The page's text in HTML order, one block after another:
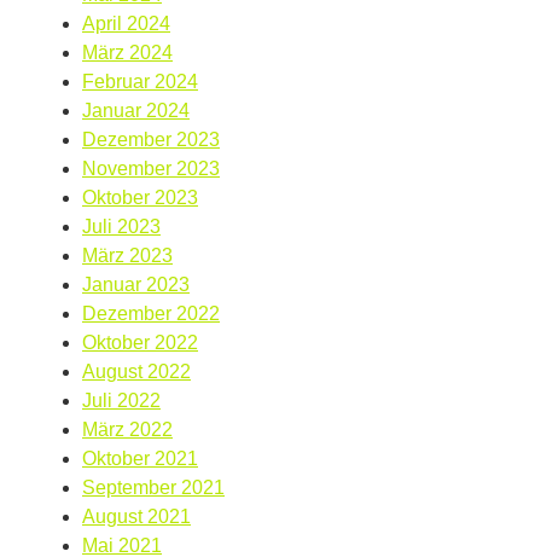
April 2024
März 2024
Februar 2024
Januar 2024
Dezember 2023
November 2023
Oktober 2023
Juli 2023
März 2023
Januar 2023
Dezember 2022
Oktober 2022
August 2022
Juli 2022
März 2022
Oktober 2021
September 2021
August 2021
Mai 2021